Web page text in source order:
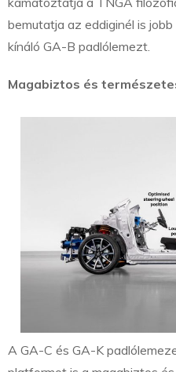
bemutatja az eddiginél is
kínáló GA-B padlólemezt.
Magabiztos és
A GA-C és GA-K